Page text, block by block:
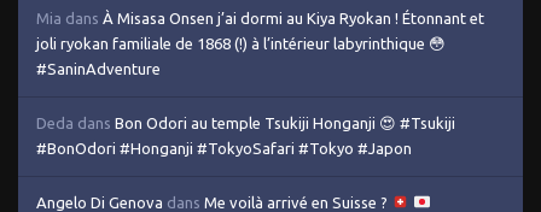
Mia dans À Misasa Onsen j’ai dormi au Kiya Ryokan ! Étonnant et
joli ryokan familiale de 1868 (!) à l’intérieur labyrinthique 😳
#SaninAdventure
Deda dans Bon Odori au temple Tsukiji Honganji 😍 #Tsukiji
#BonOdori #Honganji #TokyoSafari #Tokyo #Japon
Angelo Di Genova dans Me voilà arrivé en Suisse ?